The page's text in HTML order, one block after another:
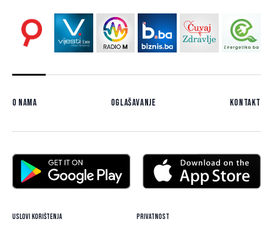
O nama Oglašavanje Kontakt
Uslovi korištenja Privatnost